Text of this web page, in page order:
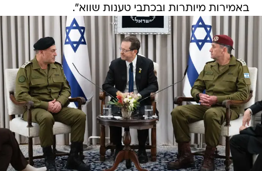
באמירות מיותרות ובכתבי טענות שווא".